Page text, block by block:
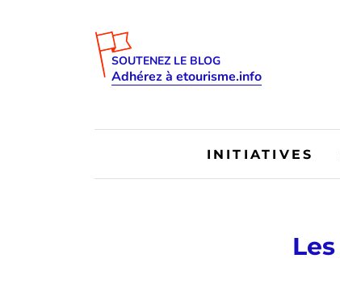
SOUTENEZ LE BLOG
Adhérez à etourisme.info
INITIATIVES